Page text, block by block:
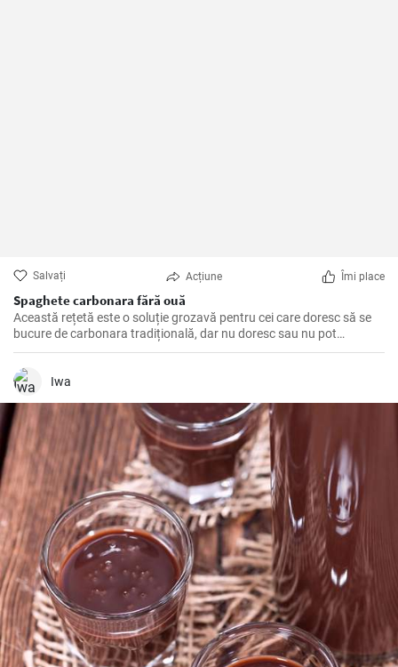
Salvați Acțiune Îmi place
Spaghete carbonara fără ouă
Această rețetă este o soluție grozavă pentru cei care doresc să se
bucure de carbonara tradițională, dar nu doresc sau nu pot
consuma ouă.
Iwa